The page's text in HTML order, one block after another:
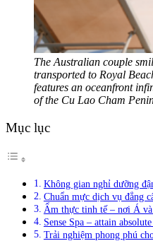
The Australian couple
transported to Royal
features an oceanfront
of the Cu Lao Cham
Mục lục
Không gian nghỉ dưỡng
Chuẩn mực dịch vụ đẳng
Ẩm thực tinh tế – nơi Á
Sense Spa – attain
Trải nghiệm phong phú